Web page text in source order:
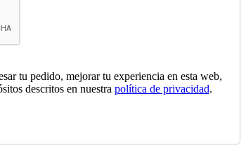
tu pedido, mejorar tu experiencia en esta web,
descritos en nuestra política de privacidad.